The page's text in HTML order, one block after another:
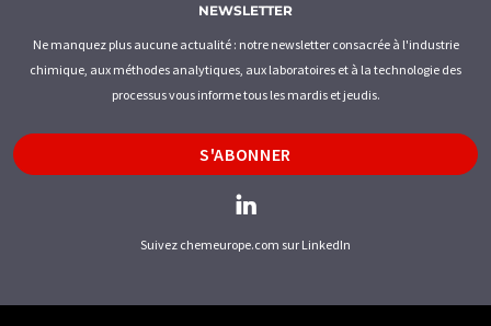
NEWSLETTER
Ne manquez plus aucune actualité : notre newsletter consacrée à l'industrie
chimique, aux méthodes analytiques, aux laboratoires et à la technologie des
processus vous informe tous les mardis et jeudis.
S'ABONNER
Suivez chemeurope.com sur LinkedIn